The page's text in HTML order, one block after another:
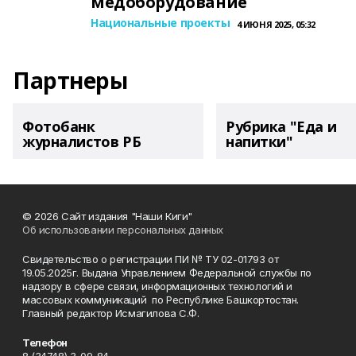
Национальные проекты 4 ИЮНЯ 2025, 05:32
Партнеры
Фотобанк
журналистов РБ
Рубрика "Еда и
напитки"
© 2026 Сайт издания "Наши Киги"
Об использовании персональных данных
Свидетельство о регистрации ПИ № ТУ 02-01793 от
19.05.2025г. Выдана Управлением Федеральной службы по
надзору в сфере связи, информационных технологий и
массовых коммуникаций по Республике Башкортостан.
Главный редактор Исмагилова С.Ф.
Телефон